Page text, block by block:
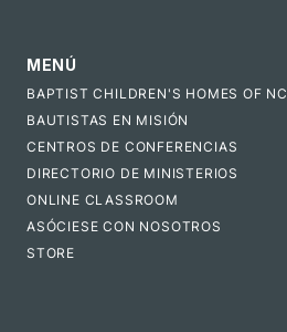
MENÚ
BAPTIST CHILDREN'S HOMES OF NC
BAUTISTAS EN MISIÓN
CENTROS DE CONFERENCIAS
DIRECTORIO DE MINISTERIOS
ONLINE CLASSROOM
ASÓCIESE CON NOSOTROS
STORE